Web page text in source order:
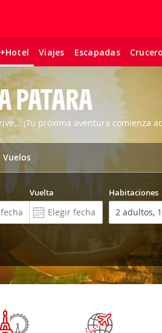
Viajes Escapadas
PATARA
¡Tu próxima aventura comienza
Vuelos
Vuelta Habitaciones